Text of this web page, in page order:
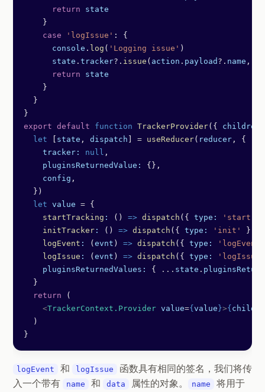
      return
state
    }
    case
'logIssue' : {
      console
. log ( 'Logging issue' )
      state
. tracker?. issue ( action . payload ?. name ,
      return
state
    }
  }
}
export default function TrackerProvider({ children
  let
state , dispatch = useReducer( reducer , {
    tracker:
null ,
    pluginsReturnedValue:
{},
    config
,
  })
  let
value = {
    startTracking
: () => dispatch ({ type: 'start'
    initTracker
: () => dispatch ({ type: 'init'
}),
    logEvent
: ( evnt ) => dispatch ({ type:
'logEvent'
    logIssue
: ( evnt ) => dispatch ({ type:
'logIssue'
    pluginsReturnedValues:
{ ... state .
  }
  return
(
    <
TrackerContext.Provider value={ value }>{
  )
}
logEvent 和 logIssue
函数具有相同的签名，我们将传
入一个带有
name 和 data 属性的对象。 name
将用于